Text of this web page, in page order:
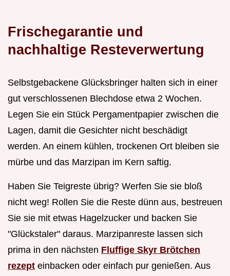
Frischegarantie und
nachhaltige Resteverwertung
Selbstgebackene Glücksbringer halten sich in einer
gut verschlossenen Blechdose etwa 2 Wochen.
Legen Sie ein Stück Pergamentpapier zwischen die
Lagen, damit die Gesichter nicht beschädigt
werden. An einem kühlen, trockenen Ort bleiben sie
mürbe und das Marzipan im Kern saftig.
Haben Sie Teigreste übrig? Werfen Sie sie bloß
nicht weg! Rollen Sie die Reste dünn aus, bestreuen
Sie sie mit etwas Hagelzucker und backen Sie
"Glückstaler" daraus. Marzipanreste lassen sich
prima in den nächsten Fluffige Skyr Brötchen
rezept einbacken oder einfach pur genießen. Aus